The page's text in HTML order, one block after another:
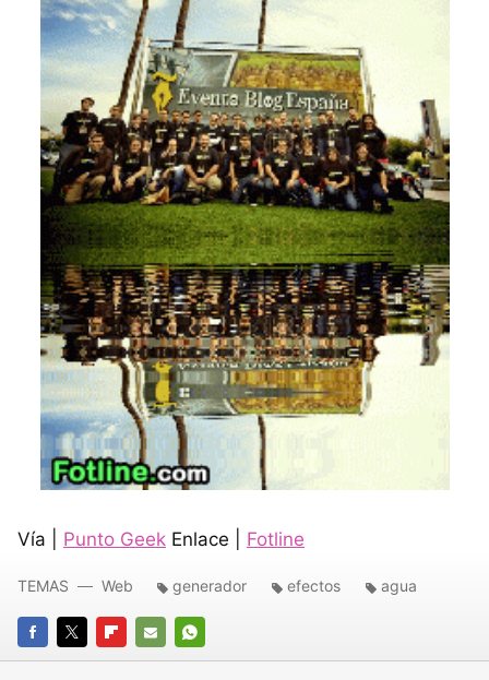
Vía | Punto Geek Enlace | Fotline
FACEBOOK
TWITTERFLIPBOARD
E-
WHATSAPP
TEMAS Web generador efectos agua